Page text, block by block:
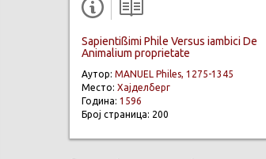
Sapientißimi Phile Versus iambici De
Animalium proprietate
Аутор: MANUEL Philes, 1275-1345
Место: Хајделберг
Година: 1596
Број страница: 200